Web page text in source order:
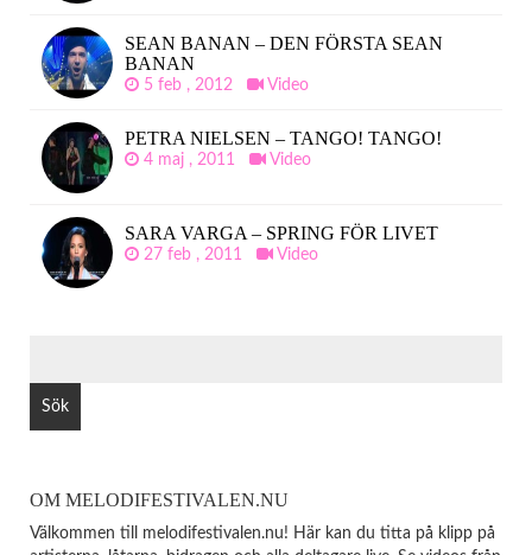
SEAN BANAN – DEN FÖRSTA SEAN
BANAN
5 feb , 2012 Video
PETRA NIELSEN – TANGO! TANGO!
4 maj , 2011 Video
SARA VARGA – SPRING FÖR LIVET
27 feb , 2011 Video
OM MELODIFESTIVALEN.NU
Välkommen till melodifestivalen.nu! Här kan du titta på klipp på